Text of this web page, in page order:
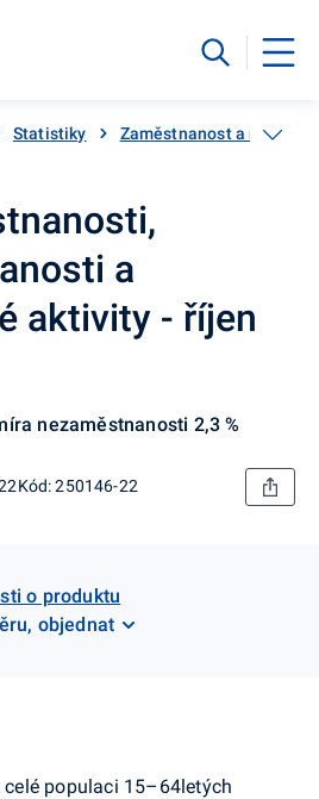
Statistiky Zaměstnanost a
a
aktivity - říjen
nezaměstnanosti 2,3 %
Kód: 250146-22
o produktu
objednat
populaci 15–64letých